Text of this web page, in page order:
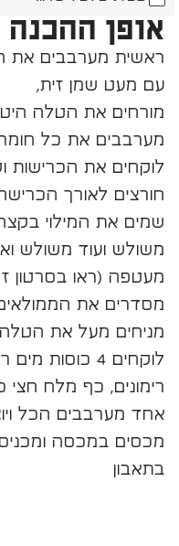
אופן ההכנה
ראשית מערבבים את
עם מעט שמן זית,
מורחים את הטלה
מערבבים את כל
לוקחים את הכרישות
חורצים לאורך
שמים את המילוי
משולש ועוד משולש
מעטפה (ראו בסרטון
מסדרים את
מניחים מעל את הטלה
רימונים, כף מלח חצי
אחד מערבבים הכל
מכסים במכסה ומכניסים לתנור
בתאבון